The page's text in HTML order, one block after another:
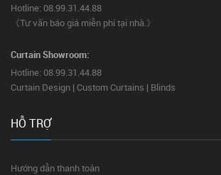
Hotline: 08.99.31.44.88
《Tư vấn báo giá miễn phí tại nhà.》
Curtain Showroom:
Hotline: 08.99.31.44.88
Curtain Design | Custom Curtains | Blinds
HỖ TRỢ
Hướng dẫn thanh toán